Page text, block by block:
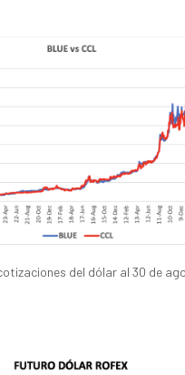
del dólar al 30 de